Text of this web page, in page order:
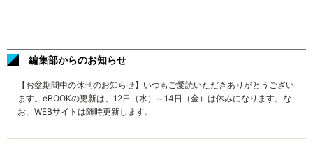
編集部からのお知らせ
【お盆期間中の休刊のお知らせ】いつもご愛読いただきありがとうござい
ます。eBOOKの更新は、12日（水）～14日（金）は休みになります。な
お、WEBサイトは随時更新します。